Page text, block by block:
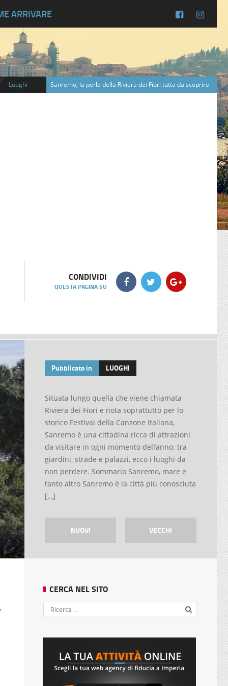
ARRIVARE
Luoghi Sanremo, la perla della Riviera dei Fiori tutta da scoprire
CONDIVIDI
QUESTA PAGINA SU
Pubblicato in LUOGHI
Situata lungo quella che viene chiamata
Riviera dei Fiori e nota soprattutto per lo
storico Festival della Canzone Italiana,
Sanremo è una cittadina ricca di attrazioni
da visitare in ogni momento dell’anno: tra
giardini, strade e palazzi, ecco i luoghi da
non perdere. Sommario Sanremo, mare e
tanto altro Sanremo è la città più conosciuta
[…]
NUOVI VECCHI
CERCA NEL SITO